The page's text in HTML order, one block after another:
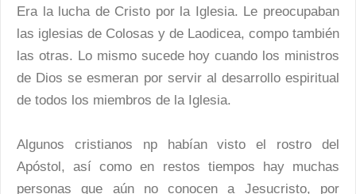
Era la lucha de Cristo por la Iglesia. Le preocupaban
las iglesias de Colosas y de Laodicea, compo también
las otras. Lo mismo sucede hoy cuando los ministros
de Dios se esmeran por servir al desarrollo espiritual
de todos los miembros de la Iglesia.
Algunos cristianos np habían visto el rostro del
Apóstol, así como en restos tiempos hay muchas
personas que aún no conocen a Jesucristo, por